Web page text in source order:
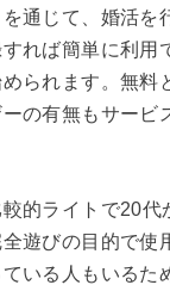
通じて、婚活を
れば簡単に利用
られます。無料
の有無もサービ
的ライトで20代
遊びの目的で使
いる人もいるた